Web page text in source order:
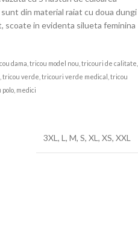
din material raiat cu doua dungi
scoate in evidenta silueta feminina
dama, tricou model nou, tricouri de calitate,
tricou verde, tricouri verde medical, tricou
medici
3XL, L, M, S, XL, XS, XXL